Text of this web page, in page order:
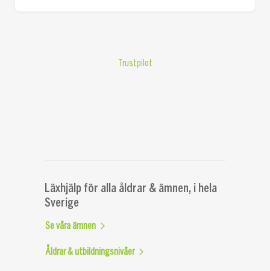
Trustpilot
Läxhjälp för alla åldrar & ämnen, i hela
Sverige
Se våra ämnen
Åldrar & utbildningsnivåer